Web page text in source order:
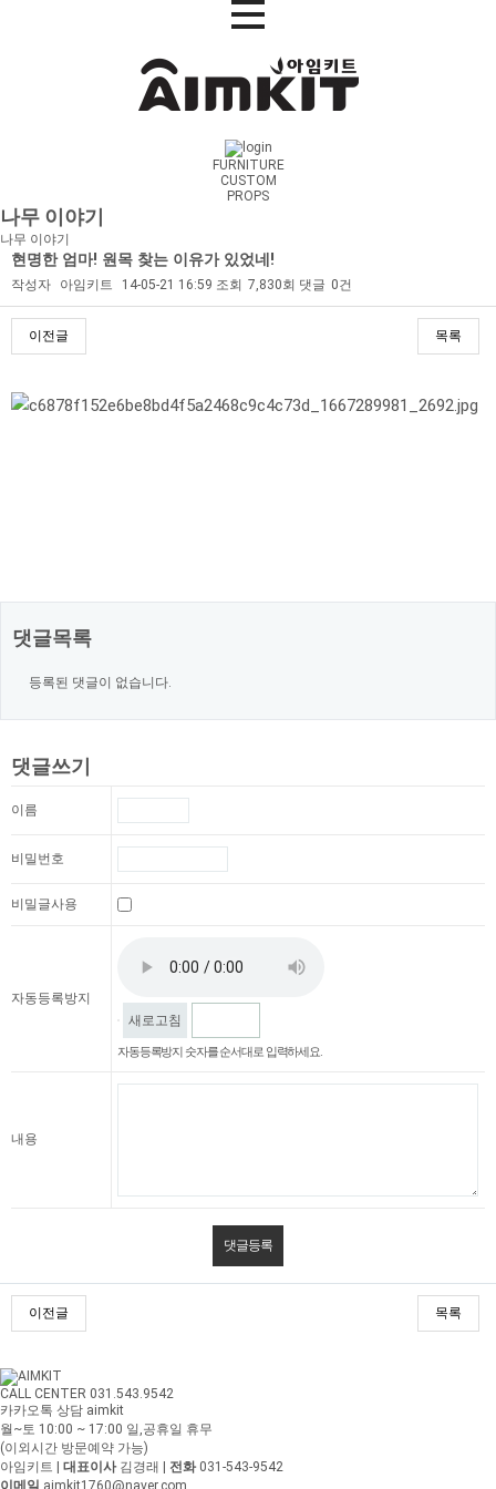
FURNITURE
CUSTOM
PROPS
나무 이야기
나무 이야기
현명한 엄마! 원목 찾는 이유가 있었네!
작성자 아임키트 14-05-21 16:59 조회 7,830회 댓글 0건
이전글 목록
본문
댓글목록
등록된 댓글이 없습니다.
댓글쓰기
이름
비밀번호
비밀글사용
자동등록방지
새로고침
자동등록방지 숫자를 순서대로 입력하세요.
내용
이전글 목록
CALL CENTER 031.543.9542
카카오톡 상담 aimkit
월~토 10:00 ~ 17:00 일,공휴일 휴무
(이외시간 방문예약 가능)
아임키트
대표이사김경래 전화031-543-9542
이메일 aimkit1760@naver.com